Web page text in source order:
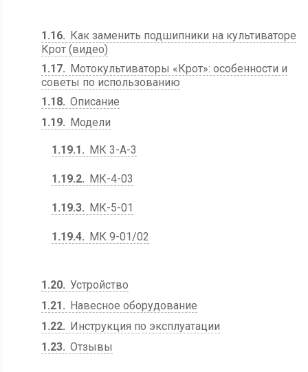
1.16
Как заменить подшипники на культиваторе
Крот (видео)
1.17
Мотокультиваторы «Крот»: особенности и
советы по использованию
1.18 Описание
1.19
Модели
1.19.1 МК 3-А-3
1.19.2 МК-4-03
1.19.3 МК-5-01
1.19.4 МК 9-01/02
1.20 Устройство
1.21
Навесное оборудование
1.22
Инструкция по эксплуатации
1.23 Отзывы